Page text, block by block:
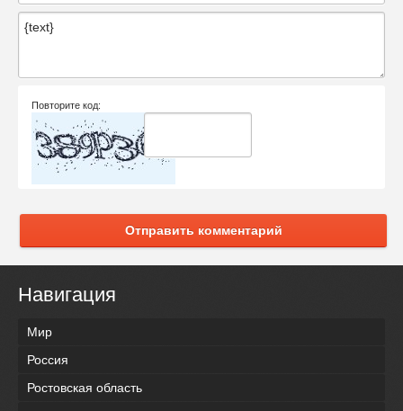
Повторите код:
Отправить комментарий
Навигация
Мир
Россия
Ростовская область